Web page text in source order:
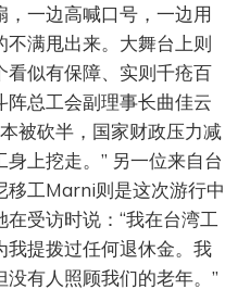
一边高喊口号，一边用
不满甩出来。大舞台上则
看似有保障、实则千疮百
总工会副理事长曲佳云
被砍半，国家财政压力减
上挖走。” 另一位来自台
移工Marni则是这次游行中
受访时说：“我在台湾工
我提拨过任何退休金。我
有人照顾我们的老年。”